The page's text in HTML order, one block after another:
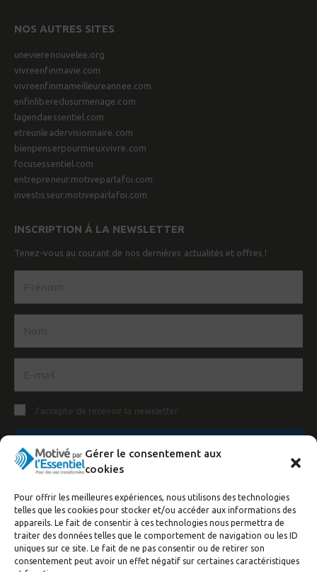
Gérer le consentement aux
cookies
Pour offrir les meilleures expériences, nous utilisons des technologies
telles que les cookies pour stocker et/ou accéder aux informations des
appareils. Le fait de consentir à ces technologies nous permettra de
traiter des données telles que le comportement de navigation ou les ID
uniques sur ce site. Le fait de ne pas consentir ou de retirer son
consentement peut avoir un effet négatif sur certaines caractéristiques
NOS AUTRES SITES
unevierenouvelee.org
vivreenfinmavie.com
vivreenfinmameilleureannee.com
enfinliberedusurmenage.com
lagendaessentiel.com
etreunleadervisionnaire.com
bienpenserpourmieuxvivre.com
focusessentiel.com
entrepreneur.motiveparlafoi.com
investisseur.motiveparlafoi.com
INSCRIPTION À LA NEWSLETTER
Tenez-vous au courant de nos dernières actualités et offres !
J’accepte de recevoir la newsletter
S'inscrire